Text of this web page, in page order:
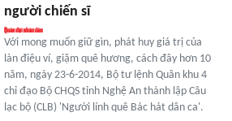
người chiến sĩ
Với mong muốn giữ gìn, phát huy giá trị của
làn điệu ví, giặm quê hương, cách đây hơn 10
năm, ngày 23-6-2014, Bộ tư lệnh Quân khu 4
chỉ đạo Bộ CHQS tỉnh Nghệ An thành lập Câu
lạc bộ (CLB) 'Người lính quê Bác hát dân ca'.